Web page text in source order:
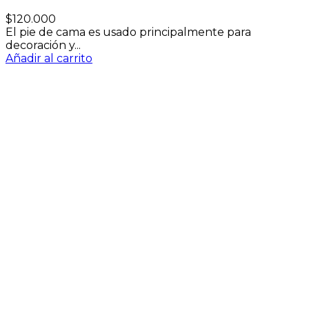
$120.000
El pie de cama es usado principalmente para
decoración y...
Añadir al carrito